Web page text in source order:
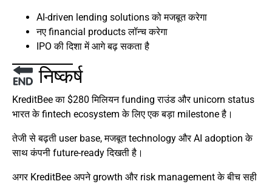
AI-driven lending solutions को मजबूत करेगा
नए financial products लॉन्च करेगा
IPO की दिशा में आगे बढ़ सकता है
निष्कर्ष
KreditBee का $280 मिलियन funding राउंड और unicorn status
भारत के fintech ecosystem के लिए एक बड़ा milestone है।
तेजी से बढ़ती user base, मजबूत technology और AI adoption के
साथ कंपनी future-ready दिखती है।
अगर KreditBee अपने growth और risk management के बीच सही